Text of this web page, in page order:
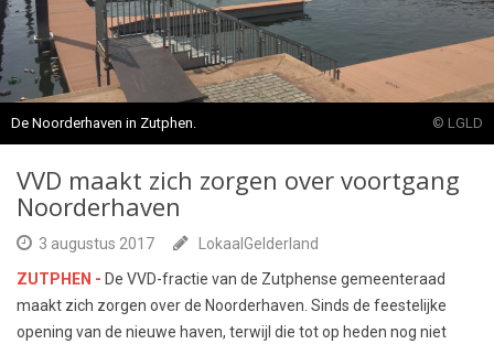
RADIO
ZOEKEN
De Noorderhaven in Zutphen. © LGLD
VVD maakt zich zorgen over voortgang
Noorderhaven
3 augustus 2017
LokaalGelderland
ZUTPHEN - De VVD-fractie van de Zutphense gemeenteraad
maakt zich zorgen over de Noorderhaven. Sinds de feestelijke
opening van de nieuwe haven, terwijl die tot op heden nog niet